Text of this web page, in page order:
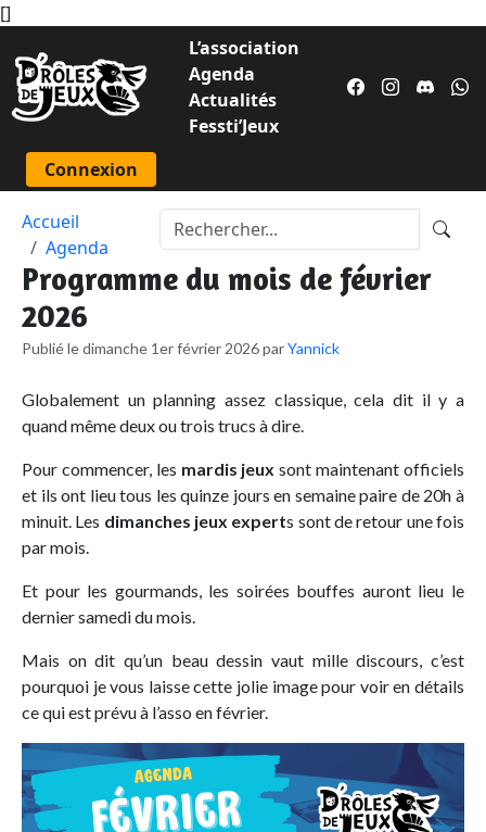
[]
L’association
Agenda
Actualités
Fessti’Jeux
Connexion
Accueil
Agenda
Programme du mois de février
2026
Publié le dimanche 1er février 2026 parYannick
Globalement un planning assez classique, cela dit il y a
quand même deux ou trois trucs à dire.
Pour commencer, les mardis jeux sont maintenant officiels
et ils ont lieu tous les quinze jours en semaine paire de 20h à
minuit. Les dimanches jeux experts sont de retour une fois
par mois.
Et pour les gourmands, les soirées bouffes auront lieu le
dernier samedi du mois.
Mais on dit qu’un beau dessin vaut mille discours, c’est
pourquoi je vous laisse cette jolie image pour voir en détails
ce qui est prévu à l’asso en février.